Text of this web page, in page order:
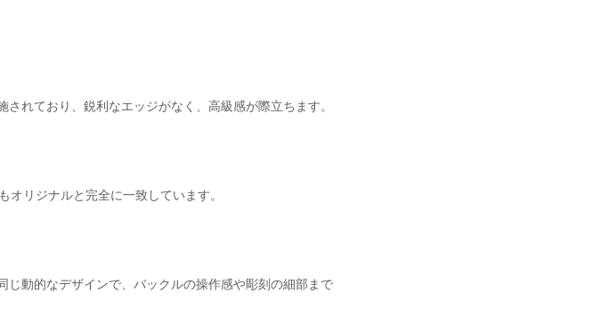
れており、鋭利なエッジがなく、高級感が際立ちます。
リジナルと完全に一致しています。
じ動的なデザインで、バックルの操作感や彫刻の細部まで